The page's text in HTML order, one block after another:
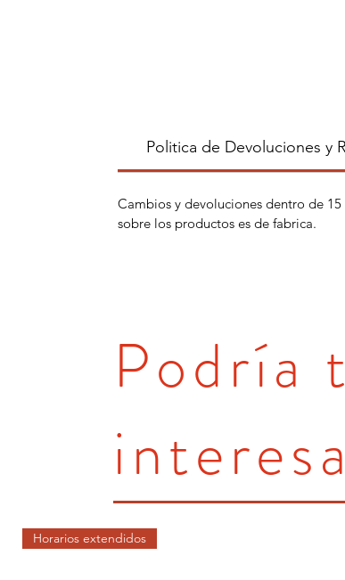
Politica de Devoluciones y
Cambios y devoluciones dentro de
sobre los productos es de fabrica.
Horarios extendidos
Podría